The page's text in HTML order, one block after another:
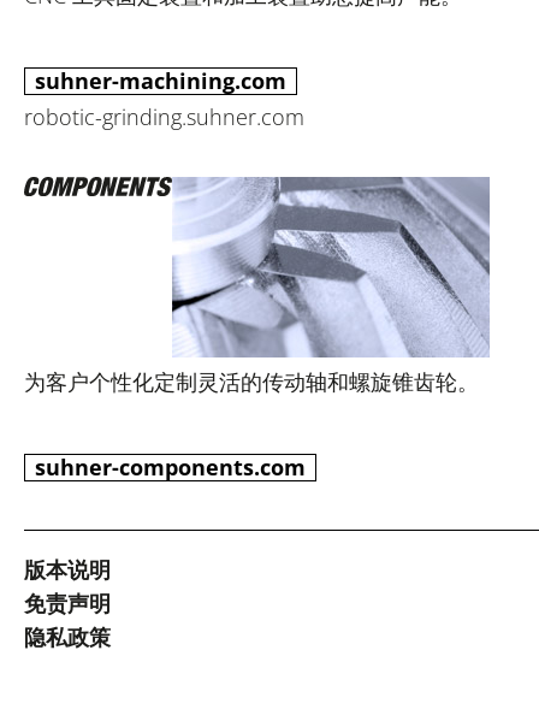
suhner-machining.com
robotic-grinding.suhner.com
为客户个性化定制灵活的传动轴和螺旋锥齿轮。
suhner-components.com
版本说明
免责声明
隐私政策